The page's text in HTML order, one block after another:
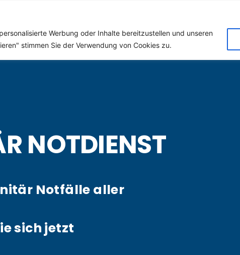
Werbung oder Inhalte bereitzustellen und unseren
stimmen Sie der Verwendung von Cookies zu.
(Klempner) für Forst an
NOTDIENST
Notfälle aller
sich jetzt